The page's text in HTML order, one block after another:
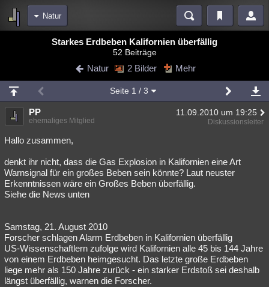
Natur
Blogs
Chat Wiki Neuigkeiten
meine Rubriken
Menschen Mystery Kriminalfälle
Spiritualität Verschwörungen
Natur Umfragen Unterhaltung
weitere Rubriken
Philosophie Träume
Astronomie Helpdesk
Musik Clash Verbesserungen Allmystery English
Übersichten
Besucht Teilgenommen Alle
Starkes Erdbeben Kalifornien überfällig
52 Beiträge
Natur 2 Bilder Mehr
Seite 1 / 3
PP 11.09.2010 um 19:25
ehemaliges Mitglied Diskussionsleiter
Hallo zusammen,
denkt ihr nicht, dass die Gas Explosion in Kalifornien eine Art
Warnsignal für ein großes Beben sein könnte? Laut neuster
Erkenntnissen wäre ein Großes Beben überfällig.
Siehe die News unten
Samstag, 21. August 2010
Forscher schlagen Alarm Erdbeben in Kalifornien überfällig
US-Wissenschaftlern zufolge wird Kalifornien alle 45 bis 144 Jahre
von einem Erdbeben heimgesucht. Das letzte große Erdbeben
liege mehr als 150 Jahre zurück - ein starker Erdstoß sei deshalb
längst überfällig, warnen die Forscher.